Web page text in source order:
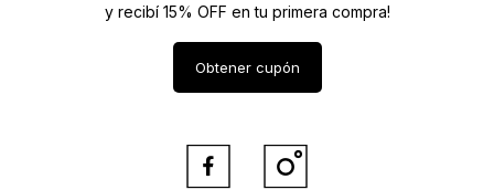
y recibí 15% OFF en tu primera compra!
Obtener cupón
 